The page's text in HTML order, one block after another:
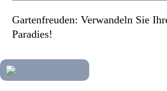
Gartenfreuden: Verwandeln Sie
Paradies!